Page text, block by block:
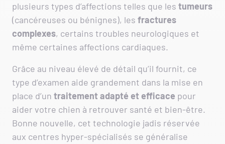
plusieurs types d’affections telles que les tumeurs
(cancéreuses ou bénignes), les fractures
complexes, certains troubles neurologiques et
même certaines affections cardiaques.
Grâce au niveau élevé de détail qu’il fournit, ce
type d’examen aide grandement dans la mise en
place d’un traitement adapté et efficace pour
aider votre chien à retrouver santé et bien-être.
Bonne nouvelle, cet technologie jadis réservée
aux centres hyper-spécialisés se généralise